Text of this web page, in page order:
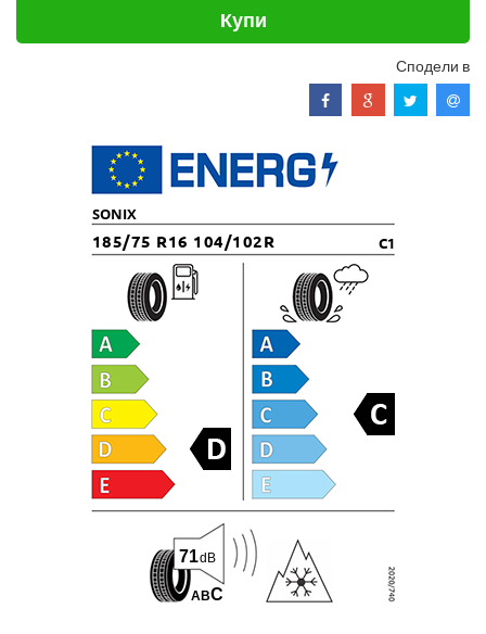
Купи
Сподели в
SONIX
185/75 R16 104/102R C1
ABC
71dB